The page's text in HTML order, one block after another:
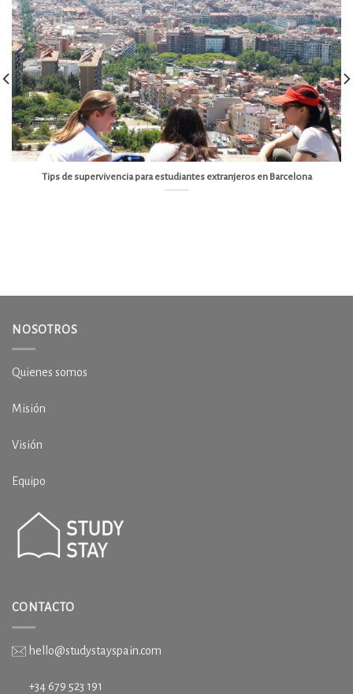
Tips de supervivencia para estudiantes extranjeros en Barcelona
NOSOTROS
Quienes somos
Misión
Visión
Equipo
CONTACTO
hello@studystayspain.com
+34 679 523 191